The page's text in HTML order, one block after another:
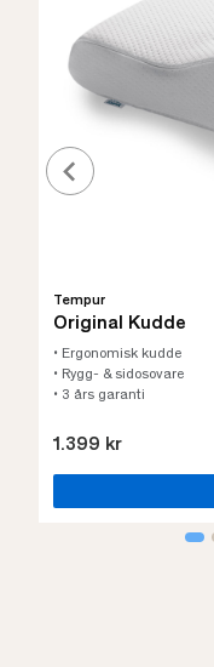
Tempur
Original Kudde
• Ergonomisk kudde
• Rygg- & sidosovare
• 3 års garanti
1.399 kr